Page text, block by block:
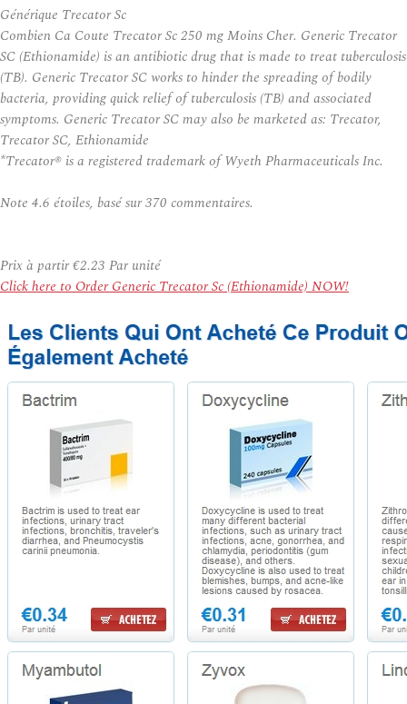
Générique Trecator Sc
Combien Ca Coute Trecator Sc 250 mg Moins Cher. Generic Trecator
SC (Ethionamide) is an antibiotic drug that is made to treat tuberculosis
(TB). Generic Trecator SC works to hinder the spreading of bodily
bacteria, providing quick relief of tuberculosis (TB) and associated
symptoms. Generic Trecator SC may also be marketed as: Trecator,
Trecator SC, Ethionamide
*Trecator® is a registered trademark of Wyeth Pharmaceuticals Inc.
Note 4.6 étoiles, basé sur370 commentaires.
Prix à partir€2.23 Par unité
Click here to Order Generic Trecator Sc (Ethionamide) NOW!